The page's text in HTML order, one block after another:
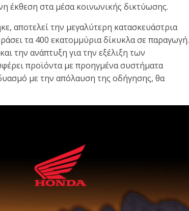
έκθεση στα μέσα κοινωνικής δικτύωσης.
αποτελεί την μεγαλύτερη κατασκευάστρια
τα 400 εκατομμύρια δίκυκλα σε παραγωγή.
την ανάπτυξη για την εξέλιξη των
προϊόντα με προηγμένα συστήματα
με την απόλαυση της οδήγησης, θα